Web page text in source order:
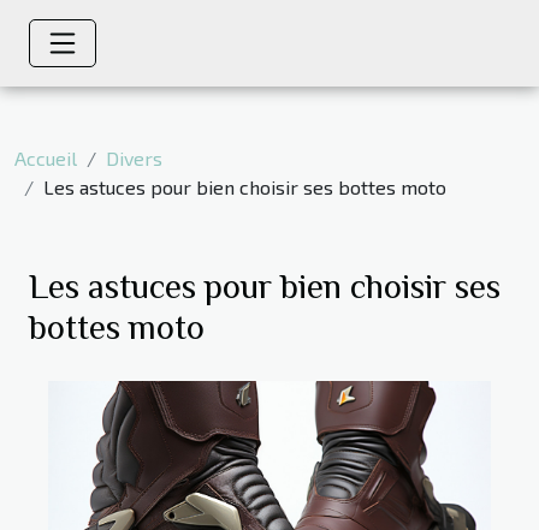
Accueil
Divers
Les astuces pour bien choisir ses bottes moto
Les astuces pour bien choisir ses
bottes moto